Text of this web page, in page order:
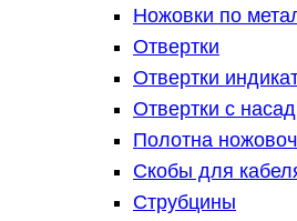
Ножовки по
Отвертки
Отвертки
Отвертки с
Полотна
Скобы для
Струбцины